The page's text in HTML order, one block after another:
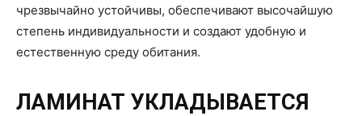
чрезвычайно устойчивы, обеспечивают высочайшую
степень индивидуальности и создают удобную и
естественную среду обитания.
ЛАМИНАТ УКЛАДЫВАЕТСЯ